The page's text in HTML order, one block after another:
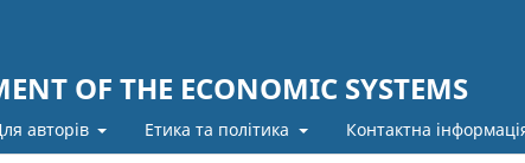
OF THE ECONOMIC SYSTEMS
авторів Етика та політика Контактна